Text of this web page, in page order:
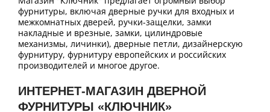
фурнитуры, включая дверные ручки для входных и
межкомнатных дверей, ручки-защелки, замки
накладные и врезные, замки, цилиндровые
механизмы, личинки), дверные петли, дизайнерскую
фурнитуру, фурнитуру европейских и российских
производителей и многое другое.
ИНТЕРНЕТ-МАГАЗИН ДВЕРНОЙ
ФУРНИТУРЫ «КЛЮЧНИК»